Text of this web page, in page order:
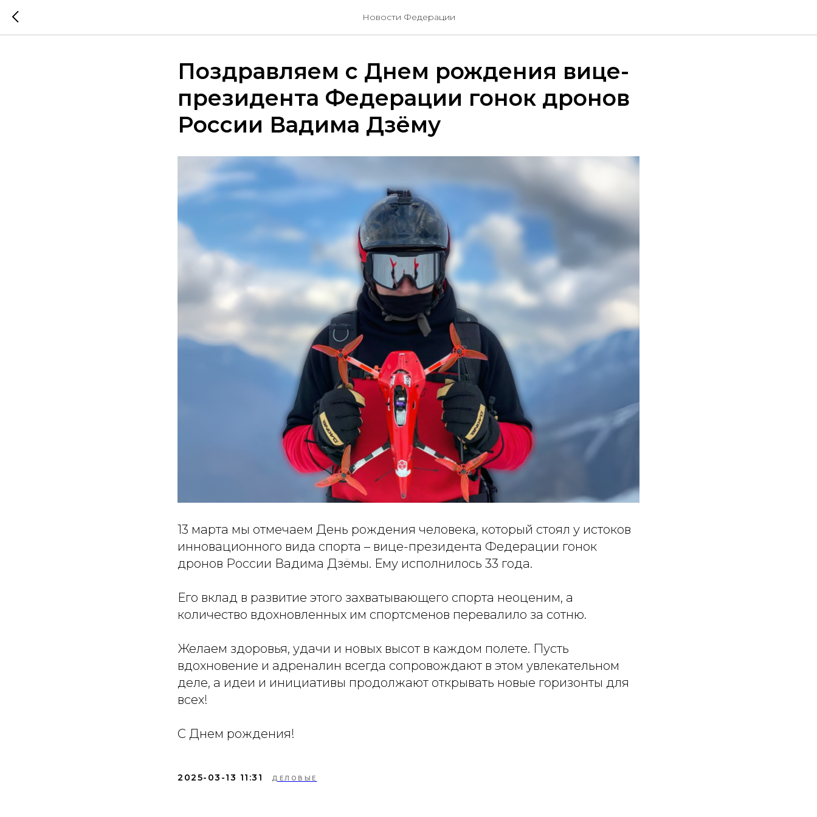
Новости Федерации
Поздравляем с Днем рождения вице-
президента Федерации гонок дронов
России Вадима Дзёму
13 марта мы отмечаем День рождения человека, который стоял у истоков
инновационного вида спорта – вице-президента Федерации гонок
дронов России Вадима Дзёмы. Ему исполнилось 33 года.
Его вклад в развитие этого захватывающего спорта неоценим, а
количество вдохновленных им спортсменов перевалило за сотню.
Желаем здоровья, удачи и новых высот в каждом полете. Пусть
вдохновение и адреналин всегда сопровождают в этом увлекательном
деле, а идеи и инициативы продолжают открывать новые горизонты для
всех!
С Днем рождения!
2025-03-13 11:31 ДЕЛОВЫЕ